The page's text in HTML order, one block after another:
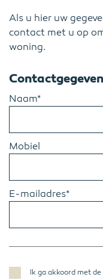
Als u hier uw
contact met u op
woning.
Naam*
Mobiel
E-mailadres*
Ik ga akkoord met de